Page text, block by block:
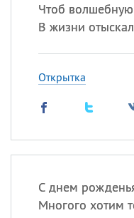
Чтоб
В жизни
Открытка
С днем
Многого хотим